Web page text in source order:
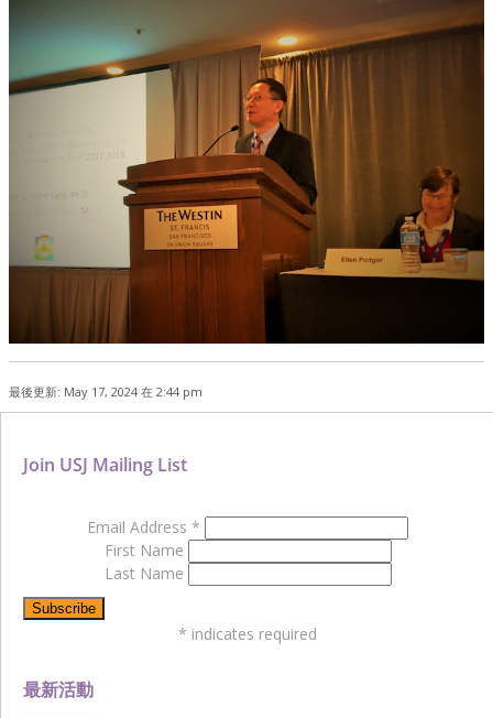
最後更新: May 17, 2024 在 2:44 pm
最新活動
Join USJ Mailing List
Email Address *
First Name
Last Name
* indicates required